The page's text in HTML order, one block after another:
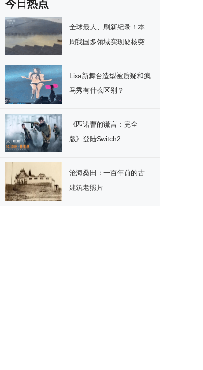
今日热点
全球最大、刷新纪录！本
周我国多领域实现硬核突
Lisa新舞台造型被质疑和疯
马秀有什么区别？
《匹诺曹的谎言：完全
版》登陆Switch2
沧海桑田：一百年前的古
建筑老照片